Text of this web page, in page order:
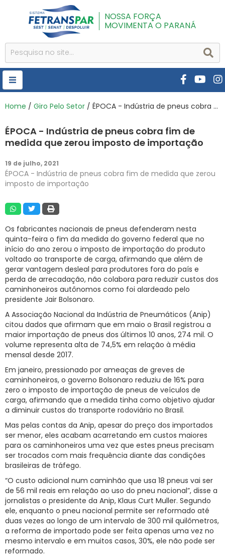
NOSSA FORÇA
MOVIMENTA O PARANÁ
HOME
PUBLICAÇÕES
CURSOS E EVENTOS
SEST SENAT
RNTRC
CONTATO
Home / Giro Pelo Setor / ÉPOCA - Indústria de pneus cobra fim de medida que zerou imposto de importação
ÉPOCA - Indústria de pneus cobra fim de
medida que zerou imposto de importação
19 de julho, 2021
ÉPOCA - Indústria de pneus cobra fim de medida que zerou
imposto de importação
Os fabricantes nacionais de pneus defenderam nesta
quinta-feira o fim da medida do governo federal que no
início do ano zerou o imposto de importação do produto
voltado ao transporte de carga, afirmando que além de
gerar vantagem desleal para produtores fora do país e
perda de arrecadação, não colabora para reduzir custos dos
caminhoneiros autônomos como foi alardeado pelo
presidente Jair Bolsonaro.
A Associação Nacional da Indústria de Pneumáticos (Anip)
citou dados que afirmam que em maio o Brasil registrou a
maior importação de pneus dos últimos 10 anos, 274 mil. O
volume representa alta de 74,5% em relação à média
mensal desde 2017.
Em janeiro, pressionado por ameaças de greves de
caminhoneiros, o governo Bolsonaro reduziu de 16% para
zero o imposto de importação de pneus de veículos de
carga, afirmando que a medida tinha como objetivo ajudar
a diminuir custos do transporte rodoviário no Brasil.
Mas pelas contas da Anip, apesar do preço dos importados
ser menor, eles acabam acarretando em custos maiores
para os caminhoneiros uma vez que estes pneus precisam
ser trocados com mais frequência diante das condições
brasileiras de tráfego.
“O custo adicional num caminhão que usa 18 pneus vai ser
de 56 mil reais em relação ao uso do pneu nacional”, disse a
jornalistas o presidente da Anip, Klaus Curt Muller. Segundo
ele, enquanto o pneu nacional permite ser reformado até
duas vezes ao longo de um intervalo de 300 mil quilômetros,
a reforma de importado pode ser feita apenas uma vez no
mesmo intervalo e em muitos casos, 30%, ele não pode ser
reformado.